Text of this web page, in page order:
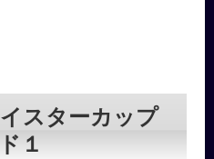
スターカップ
１